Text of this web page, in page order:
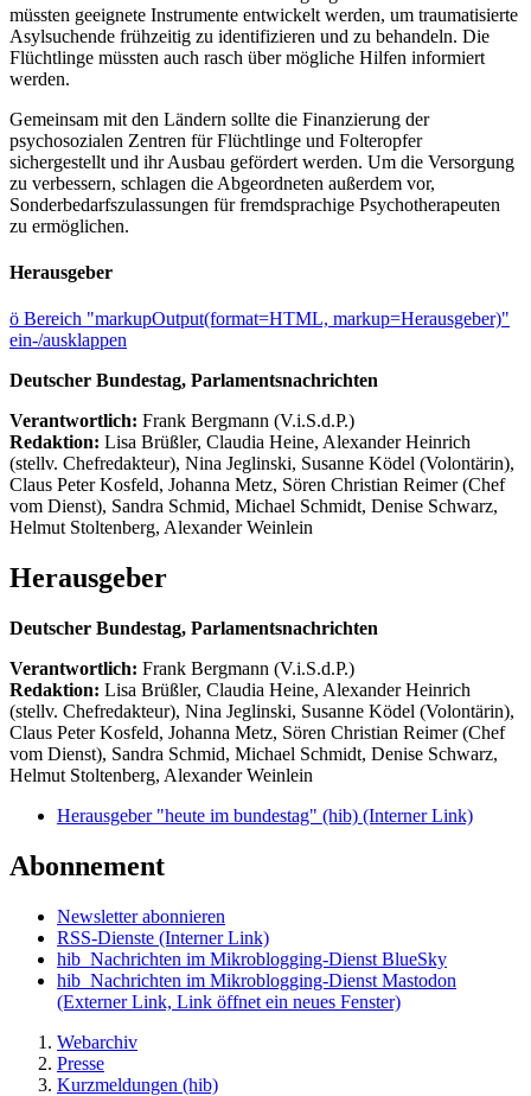
müssten geeignete Instrumente entwickelt werden, um traumatisierte
Asylsuchende frühzeitig zu identifizieren und zu behandeln. Die
Flüchtlinge müssten auch rasch über mögliche Hilfen informiert
werden.
Gemeinsam mit den Ländern sollte die Finanzierung der
psychosozialen Zentren für Flüchtlinge und Folteropfer
sichergestellt und ihr Ausbau gefördert werden. Um die Versorgung
zu verbessern, schlagen die Abgeordneten außerdem vor,
Sonderbedarfszulassungen für fremdsprachige Psychotherapeuten
zu ermöglichen.
Herausgeber
ö Bereich "markupOutput(format=HTML, markup=Herausgeber)"
ein-/ausklappen
Deutscher Bundestag, Parlamentsnachrichten
Verantwortlich: Frank Bergmann (V.i.S.d.P.)
Redaktion: Lisa Brüßler, Claudia Heine, Alexander Heinrich
(stellv. Chefredakteur), Nina Jeglinski, Susanne Ködel (Volontärin),
Claus Peter Kosfeld, Johanna Metz, Sören Christian Reimer (Chef
vom Dienst), Sandra Schmid, Michael Schmidt, Denise Schwarz,
Helmut Stoltenberg, Alexander Weinlein
Herausgeber
Deutscher Bundestag, Parlamentsnachrichten
Verantwortlich: Frank Bergmann (V.i.S.d.P.)
Redaktion: Lisa Brüßler, Claudia Heine, Alexander Heinrich
(stellv. Chefredakteur), Nina Jeglinski, Susanne Ködel (Volontärin),
Claus Peter Kosfeld, Johanna Metz, Sören Christian Reimer (Chef
vom Dienst), Sandra Schmid, Michael Schmidt, Denise Schwarz,
Helmut Stoltenberg, Alexander Weinlein
Herausgeber "heute im bundestag" (hib) (Interner Link)
Abonnement
Newsletter abonnieren
RSS-Dienste (Interner Link)
hib_Nachrichten im Mikroblogging-Dienst BlueSky
hib_Nachrichten im Mikroblogging-Dienst Mastodon
(Externer Link, Link öffnet ein neues Fenster)
Webarchiv
Presse
Kurzmeldungen (hib)